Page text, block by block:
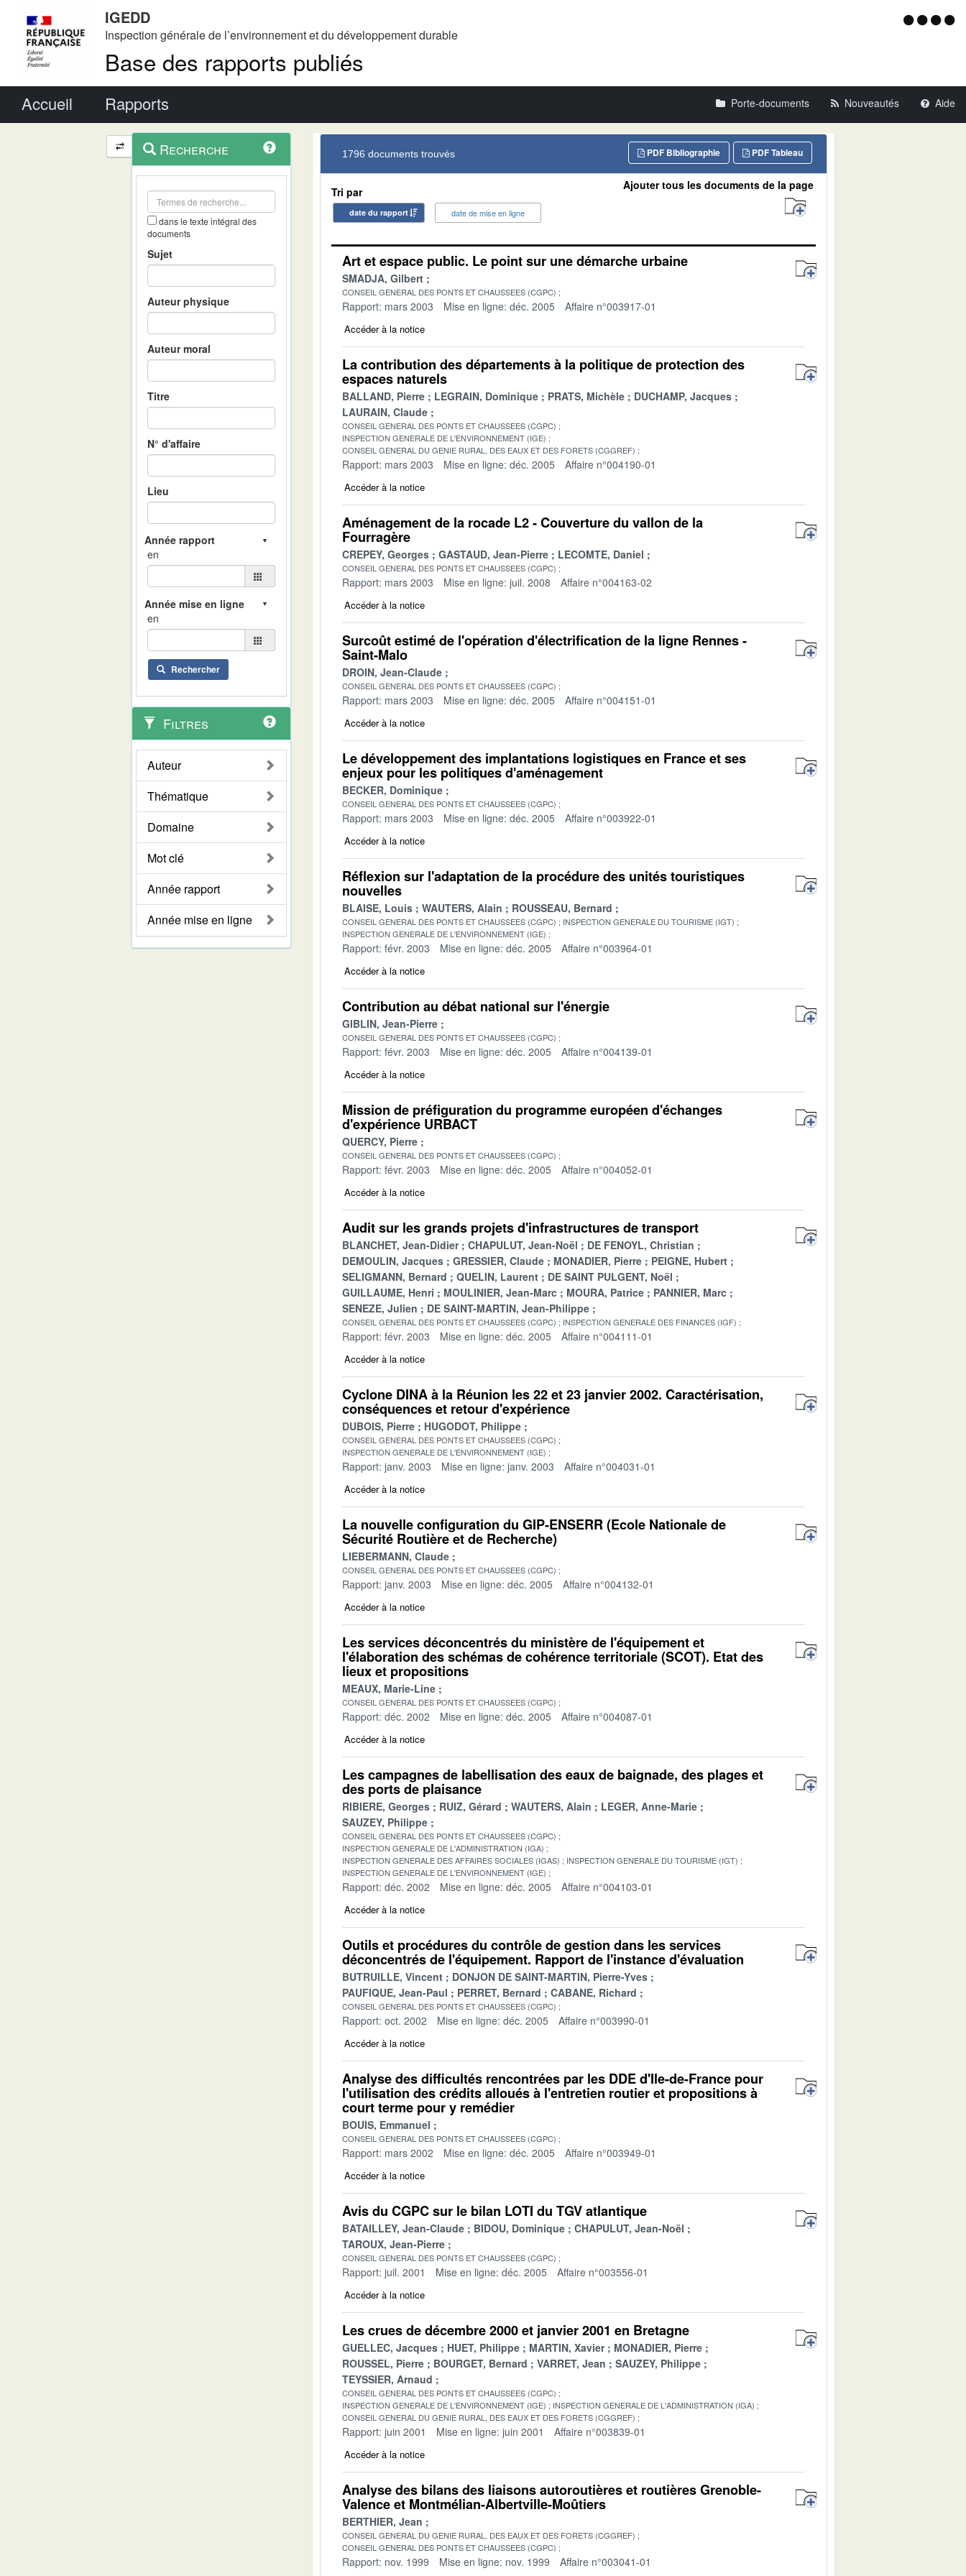
IGEDD
Inspection générale de l’environnement et du développement durable
Base des rapports publiés
Menu
Accueil Rapports Porte-documents Nouveautés Aide
Navigation
et
outils
contextuel
Recherche
dans le texte intégral des
documents
Sujet
Auteur physique
Auteur moral
Titre
N° d'affaire
Lieu
en
en
Rechercher
Filtres
Auteur
Thématique
Domaine
Mot clé
Année rapport
Année mise en ligne
1796 documents trouvés PDF Tableau
PDF Bibliographie
Tri par
date du rapport date de mise en ligne
Ajouter tous les documents de la page
Art et espace public. Le point sur une démarche urbaine
SMADJA, Gilbert
CONSEIL GENERAL DES PONTS ET CHAUSSEES (CGPC)
Rapport: mars 2003 Mise en ligne: déc. 2005 Affaire n°003917-01
Accéder à la notice
La contribution des départements à la politique de protection des
espaces naturels
BALLAND, Pierre LEGRAIN, Dominique PRATS, Michèle
DUCHAMP, Jacques
LAURAIN, Claude
CONSEIL GENERAL DES PONTS ET CHAUSSEES (CGPC)
INSPECTION GENERALE DE L'ENVIRONNEMENT (IGE)
CONSEIL GENERAL DU GENIE RURAL, DES EAUX ET DES FORETS (CGGREF)
Rapport: mars 2003 Mise en ligne: déc. 2005 Affaire n°004190-01
Accéder à la notice
Aménagement de la rocade L2 - Couverture du vallon de la
Fourragère
CREPEY, Georges GASTAUD, Jean-Pierre LECOMTE, Daniel
CONSEIL GENERAL DES PONTS ET CHAUSSEES (CGPC)
Rapport: mars 2003 Mise en ligne: juil. 2008 Affaire n°004163-02
Accéder à la notice
Surcoût estimé de l'opération d'électrification de la ligne Rennes -
Saint-Malo
DROIN, Jean-Claude
CONSEIL GENERAL DES PONTS ET CHAUSSEES (CGPC)
Rapport: mars 2003 Mise en ligne: déc. 2005 Affaire n°004151-01
Accéder à la notice
Le développement des implantations logistiques en France et ses
enjeux pour les politiques d'aménagement
BECKER, Dominique
CONSEIL GENERAL DES PONTS ET CHAUSSEES (CGPC)
Rapport: mars 2003 Mise en ligne: déc. 2005 Affaire n°003922-01
Accéder à la notice
Réflexion sur l'adaptation de la procédure des unités touristiques
nouvelles
BLAISE, Louis WAUTERS, Alain ROUSSEAU, Bernard
CONSEIL GENERAL DES PONTS ET CHAUSSEES (CGPC)
INSPECTION GENERALE DU TOURISME (IGT)
INSPECTION GENERALE DE L'ENVIRONNEMENT (IGE)
Rapport: févr. 2003 Mise en ligne: déc. 2005 Affaire n°003964-01
Accéder à la notice
Contribution au débat national sur l'énergie
GIBLIN, Jean-Pierre
CONSEIL GENERAL DES PONTS ET CHAUSSEES (CGPC)
Rapport: févr. 2003 Mise en ligne: déc. 2005 Affaire n°004139-01
Accéder à la notice
Mission de préfiguration du programme européen d'échanges
d'expérience URBACT
QUERCY, Pierre
CONSEIL GENERAL DES PONTS ET CHAUSSEES (CGPC)
Rapport: févr. 2003 Mise en ligne: déc. 2005 Affaire n°004052-01
Accéder à la notice
Audit sur les grands projets d'infrastructures de transport
BLANCHET, Jean-Didier CHAPULUT, Jean-Noël
DE FENOYL, Christian
DEMOULIN, Jacques
GRESSIER, Claude MONADIER, Pierre
PEIGNE, Hubert
SELIGMANN, Bernard
QUELIN, Laurent
DE SAINT PULGENT, Noël
GUILLAUME, Henri
MOULINIER, Jean-Marc MOURA, Patrice
PANNIER, Marc
SENEZE, Julien
DE SAINT-MARTIN, Jean-Philippe
CONSEIL GENERAL DES PONTS ET CHAUSSEES (CGPC) INSPECTION GENERALE DES FINANCES (IGF)
Rapport: févr. 2003 Mise en ligne: déc. 2005 Affaire n°004111-01
Accéder à la notice
Cyclone DINA à la Réunion les 22 et 23 janvier 2002. Caractérisation,
conséquences et retour d'expérience
DUBOIS, Pierre HUGODOT, Philippe
CONSEIL GENERAL DES PONTS ET CHAUSSEES (CGPC)
INSPECTION GENERALE DE L'ENVIRONNEMENT (IGE)
Rapport: janv. 2003 Mise en ligne: janv. 2003 Affaire n°004031-01
Accéder à la notice
La nouvelle configuration du GIP-ENSERR (Ecole Nationale de
Sécurité Routière et de Recherche)
LIEBERMANN, Claude
CONSEIL GENERAL DES PONTS ET CHAUSSEES (CGPC)
Rapport: janv. 2003 Mise en ligne: déc. 2005 Affaire n°004132-01
Accéder à la notice
Les services déconcentrés du ministère de l'équipement et
l'élaboration des schémas de cohérence territoriale (SCOT). Etat des
lieux et propositions
MEAUX, Marie-Line
CONSEIL GENERAL DES PONTS ET CHAUSSEES (CGPC)
Rapport: déc. 2002 Mise en ligne: déc. 2005 Affaire n°004087-01
Accéder à la notice
Les campagnes de labellisation des eaux de baignade, des plages et
des ports de plaisance
RIBIERE, Georges RUIZ, Gérard WAUTERS, Alain
LEGER, Anne-Marie
SAUZEY, Philippe
CONSEIL GENERAL DES PONTS ET CHAUSSEES (CGPC)
INSPECTION GENERALE DE L'ADMINISTRATION (IGA)
INSPECTION GENERALE DES AFFAIRES SOCIALES (IGAS)
INSPECTION GENERALE DU TOURISME (IGT)
INSPECTION GENERALE DE L'ENVIRONNEMENT (IGE)
Rapport: déc. 2002 Mise en ligne: déc. 2005 Affaire n°004103-01
Accéder à la notice
Outils et procédures du contrôle de gestion dans les services
déconcentrés de l'équipement. Rapport de l'instance d'évaluation
BUTRUILLE, Vincent
DONJON DE SAINT-MARTIN, Pierre-Yves
PAUFIQUE, Jean-Paul
PERRET, Bernard CABANE, Richard
CONSEIL GENERAL DES PONTS ET CHAUSSEES (CGPC)
Rapport: oct. 2002 Mise en ligne: déc. 2005 Affaire n°003990-01
Accéder à la notice
Analyse des difficultés rencontrées par les DDE d'Ile-de-France pour
l'utilisation des crédits alloués à l'entretien routier et propositions à
court terme pour y remédier
BOUIS, Emmanuel
CONSEIL GENERAL DES PONTS ET CHAUSSEES (CGPC)
Rapport: mars 2002 Mise en ligne: déc. 2005 Affaire n°003949-01
Accéder à la notice
Avis du CGPC sur le bilan LOTI du TGV atlantique
BATAILLEY, Jean-Claude BIDOU, Dominique
CHAPULUT, Jean-Noël
TAROUX, Jean-Pierre
CONSEIL GENERAL DES PONTS ET CHAUSSEES (CGPC)
Rapport: juil. 2001 Mise en ligne: déc. 2005 Affaire n°003556-01
Accéder à la notice
Les crues de décembre 2000 et janvier 2001 en Bretagne
GUELLEC, Jacques HUET, Philippe MARTIN, Xavier
MONADIER, Pierre
ROUSSEL, Pierre
BOURGET, Bernard VARRET, Jean
SAUZEY, Philippe
TEYSSIER, Arnaud
CONSEIL GENERAL DES PONTS ET CHAUSSEES (CGPC)
INSPECTION GENERALE DE L'ENVIRONNEMENT (IGE)
INSPECTION GENERALE DE L'ADMINISTRATION (IGA)
CONSEIL GENERAL DU GENIE RURAL, DES EAUX ET DES FORETS (CGGREF)
Rapport: juin 2001 Mise en ligne: juin 2001 Affaire n°003839-01
Accéder à la notice
Analyse des bilans des liaisons autoroutières et routières Grenoble-
Valence et Montmélian-Albertville-Moûtiers
BERTHIER, Jean
CONSEIL GENERAL DU GENIE RURAL, DES EAUX ET DES FORETS (CGGREF)
CONSEIL GENERAL DES PONTS ET CHAUSSEES (CGPC)
Rapport: nov. 1999 Mise en ligne: nov. 1999 Affaire n°003041-01